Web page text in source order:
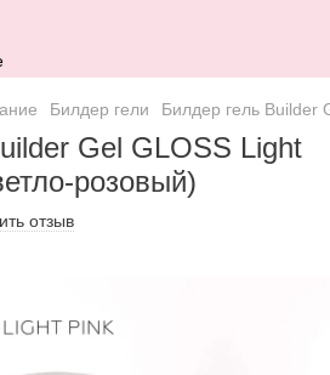
Билдер гели Билдер гель Builder
Gel GLOSS Light
розовый)
отзыв